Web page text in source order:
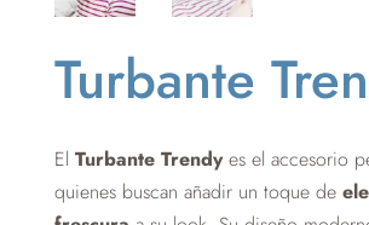
Turbante
El Turbante Trendyes el accesorio
quienes buscan añadir un toque de